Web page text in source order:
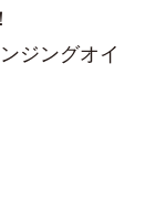
ジングオイ